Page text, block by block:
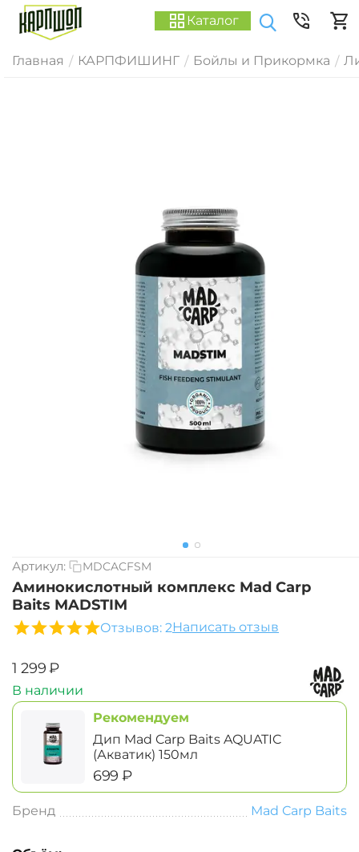
Каталог
Главная / КАРПФИШИНГ / Бойлы и Прикормка /
Артикул: MDCACFSM
Аминокислотный комплекс Mad Carp
Baits MADSTIM
Отзывов: 2Написать отзыв
‍1 299‍₽
В наличии
Рекомендуем
Дип Mad Carp Baits AQUATIC
(Акватик) 150мл
‍699‍ ₽
Бренд Mad Carp Baits